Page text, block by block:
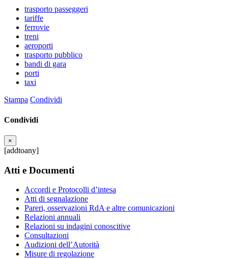
trasporto passeggeri
tariffe
ferrovie
treni
aeroporti
trasporto pubblico
bandi di gara
porti
taxi
Stampa Condividi
Condividi
×
[addtoany]
Atti e Documenti
Accordi e Protocolli d’intesa
Atti di segnalazione
Pareri, osservazioni RdA e altre comunicazioni
Relazioni annuali
Relazioni su indagini conoscitive
Consultazioni
Audizioni dell’Autorità
Misure di regolazione